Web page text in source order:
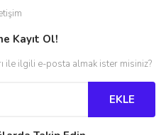
Kayıt Ol!
ile ilgili e-posta almak ister misiniz?
EKLE